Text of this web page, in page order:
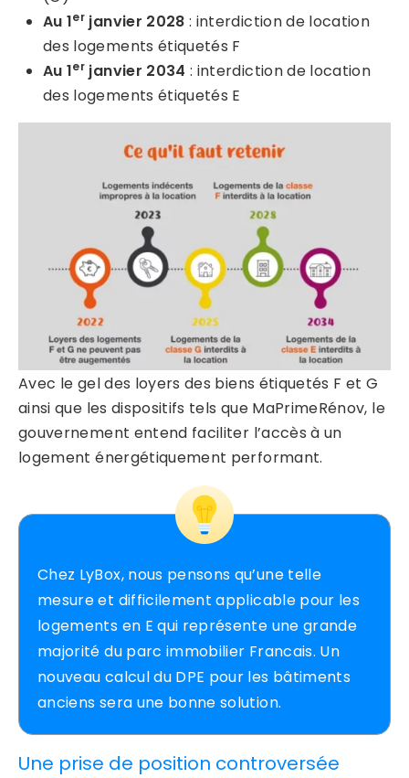
Au 1er janvier 2028 : interdiction de location
des logements étiquetés F
Au 1er janvier 2034 : interdiction de location
des logements étiquetés E
Avec le gel des loyers des biens étiquetés F et G
ainsi que les dispositifs tels que MaPrimeRénov, le
gouvernement entend faciliter l’accès à un
logement énergétiquement performant.
Chez LyBox, nous pensons qu’une telle
mesure et difficilement applicable pour les
logements en E qui représente une grande
majorité du parc immobilier Francais. Un
nouveau calcul du DPE pour les bâtiments
anciens sera une bonne solution.
Une prise de position controversée